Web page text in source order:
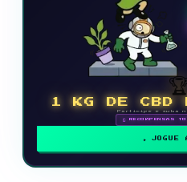
1 KG DE CBD
Participe e suba
🗓 RECOMPENSAS
JOGUE